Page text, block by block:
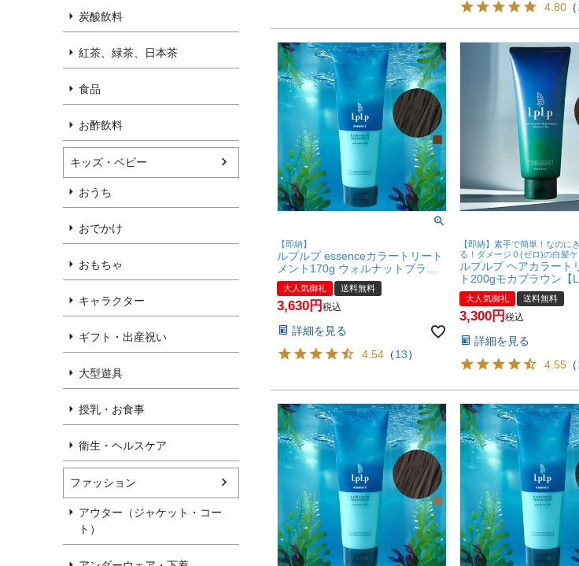
炭酸飲料
紅茶、緑茶、日本茶
食品
お酢飲料
キッズ・ベビー
おうち
おでかけ
おもちゃ
キャラクター
ギフト・出産祝い
大型遊具
授乳・お食事
衛生・ヘルスケア
ファッション
アウター（ジャケット・コー
ト）
4.80 （
【即納】
ルプルプ essenceカラートリート
メント170g ウォルナットブラウ
ン(ダークブラウン)【LPLP正規販
売店 白髪染め 無添加 染毛料 エッ
センス ヘアカラートリートメン
(6049433)
大人気御礼 送料無料
3,630 税込
詳細を見る
4.54 （13）
【即納】素手で簡単！なのに
る！ダメージ０(ゼロ)の白髪
ルプルプ ヘアカラート
ト200gモカブラウン【
販売店/白髪染め/無添加/
【宅配便送料無料】
大人気御礼 送料無料
3,300 税込
詳細を見る
4.55 （